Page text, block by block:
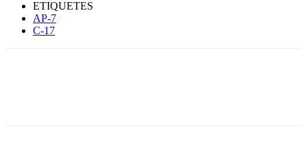
ETIQUETES
AP-7
C-17